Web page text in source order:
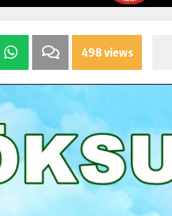
498 views